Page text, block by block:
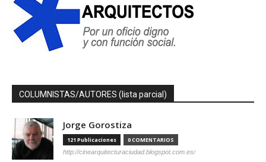
COLUMNISTAS/AUTORES (lista parcial)
Jorge Gorostiza
121 Publicaciones 0 COMENTARIOS
http://cinearquitecturaciudad.blogspot.com.es/